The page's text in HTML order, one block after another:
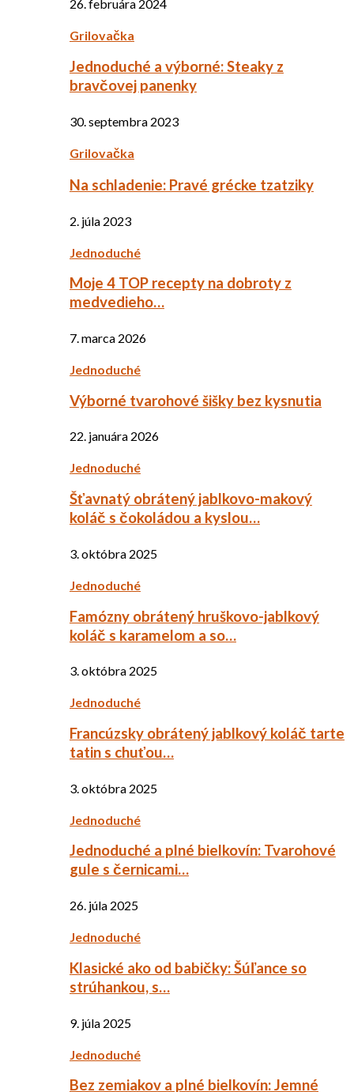
26. februára 2024
Grilovačka
Jednoduché a výborné: Steaky z
bravčovej panenky
30. septembra 2023
Grilovačka
Na schladenie: Pravé grécke tzatziky
2. júla 2023
Jednoduché
Moje 4 TOP recepty na dobroty z
medvedieho…
7. marca 2026
Jednoduché
Výborné tvarohové šišky bez kysnutia
22. januára 2026
Jednoduché
Šťavnatý obrátený jablkovo-makový
koláč s čokoládou a kyslou…
3. októbra 2025
Jednoduché
Famózny obrátený hruškovo-jablkový
koláč s karamelom a so…
3. októbra 2025
Jednoduché
Francúzsky obrátený jablkový koláč tarte
tatin s chuťou…
3. októbra 2025
Jednoduché
Jednoduché a plné bielkovín: Tvarohové
gule s černicami…
26. júla 2025
Jednoduché
Klasické ako od babičky: Šúľance so
strúhankou, s…
9. júla 2025
Jednoduché
Bez zemiakov a plné bielkovín: Jemné